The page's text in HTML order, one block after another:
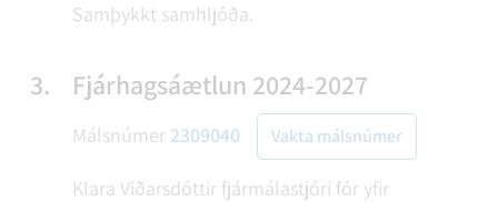
Samþykkt samhljóða.
3. Fjárhagsáætlun 2024-2027
Málsnúmer 2309040 Vakta málsnúmer
Klara Viðarsdóttir fjármálastjóri fór yfir